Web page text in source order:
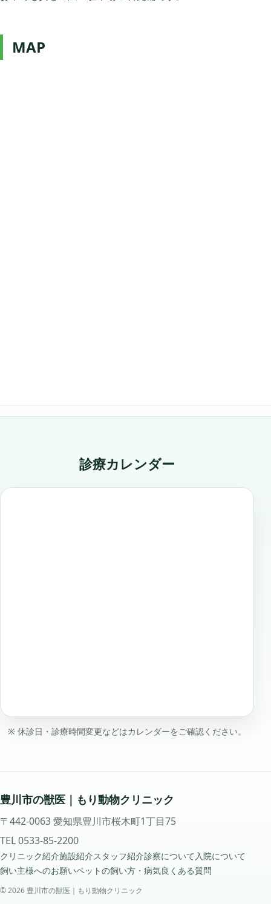
MAP
診療カレンダー
※ 休診日・診療時間変更などはカレンダーをご確認ください。
豊川市の獣医｜もり動物クリニック
〒442-0063 愛知県豊川市桜木町1丁目75
TEL0533-85-2200
クリニック紹介施設紹介スタッフ紹介診察について 入院について
飼い主様へのお願いペットの飼い方・病気良くある質問
© 2026 豊川市の獣医｜もり動物クリニック